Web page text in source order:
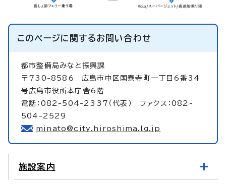
このページに関するお問い合わせ
都市整備局みなと振興課
〒730-8586 広島市中区国泰寺町一丁目6番34
号広島市役所本庁舎6階
電話：082-504-2337（代表） ファクス：082-
504-2529
minato@city.hiroshima.lg.jp
施設案内